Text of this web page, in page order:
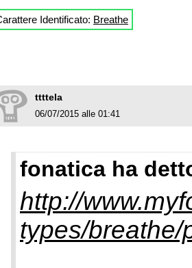
Identificato: Breathe
ttttela
06/07/2015 alle 01:41
fonatica ha
http://
types/breathe/